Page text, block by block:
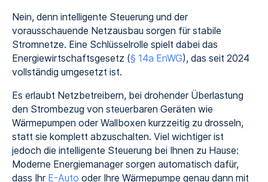
Nein, denn intelligente Steuerung und der
vorausschauende Netzausbau sorgen für stabile
Stromnetze. Eine Schlüsselrolle spielt dabei das
Energiewirtschaftsgesetz (§ 14a EnWG), das seit 2024
vollständig umgesetzt ist.
Es erlaubt Netzbetreibern, bei drohender Überlastung
den Strombezug von steuerbaren Geräten wie
Wärmepumpen oder Wallboxen kurzzeitig zu drosseln,
statt sie komplett abzuschalten. Viel wichtiger ist
jedoch die intelligente Steuerung bei Ihnen zu Hause:
Moderne Energiemanager sorgen automatisch dafür,
dass Ihr E-Auto oder Ihre Wärmepumpe genau dann mit